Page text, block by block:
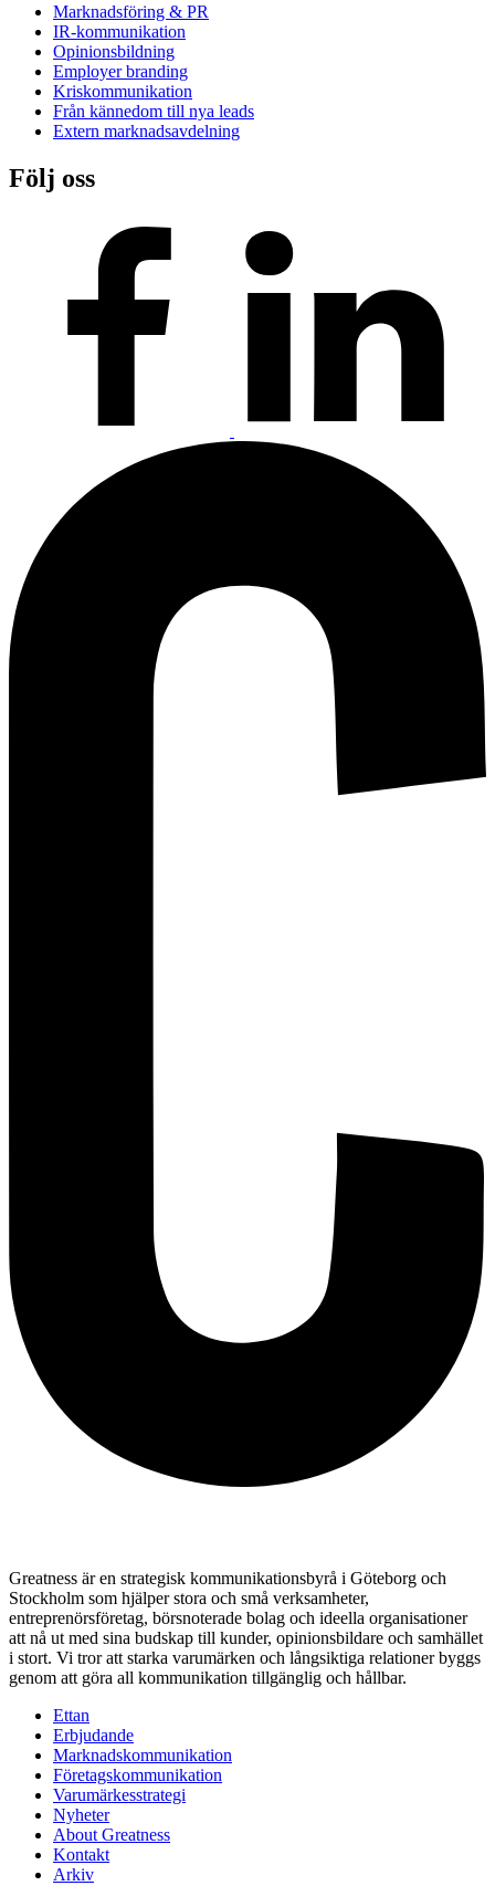
Marknadsföring & PR
IR-kommunikation
Opinionsbildning
Employer branding
Kriskommunikation
Från kännedom till nya leads
Extern marknadsavdelning
Följ oss
Greatness är en strategisk kommunikationsbyrå i Göteborg och
Stockholm som hjälper stora och små verksamheter,
entreprenörsföretag, börsnoterade bolag och ideella organisationer
att nå ut med sina budskap till kunder, opinionsbildare och samhället
i stort. Vi tror att starka varumärken och långsiktiga relationer byggs
genom att göra all kommunikation tillgänglig och hållbar.
Ettan
Erbjudande
Marknadskommunikation
Företagskommunikation
Varumärkesstrategi
Nyheter
About Greatness
Kontakt
Arkiv